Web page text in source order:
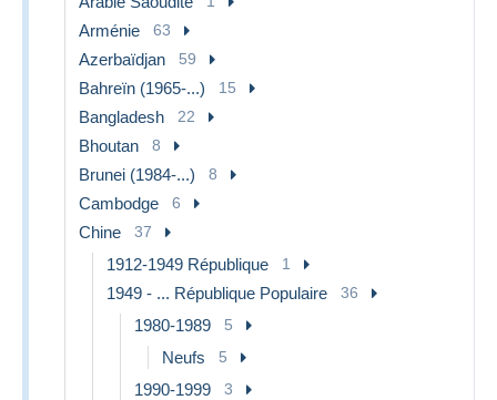
Arménie 63
Azerbaïdjan 59
Bahreïn (1965-...) 15
Bangladesh 22
Bhoutan 8
Brunei (1984-...) 8
Cambodge 6
Chine 37
1912-1949 République 1
1949 - ... République Populaire 36
1980-1989 5
Neufs 5
1990-1999 3